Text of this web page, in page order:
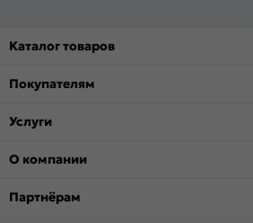
Каталог товаров
Покупателям
Услуги
О компании
Партнёрам